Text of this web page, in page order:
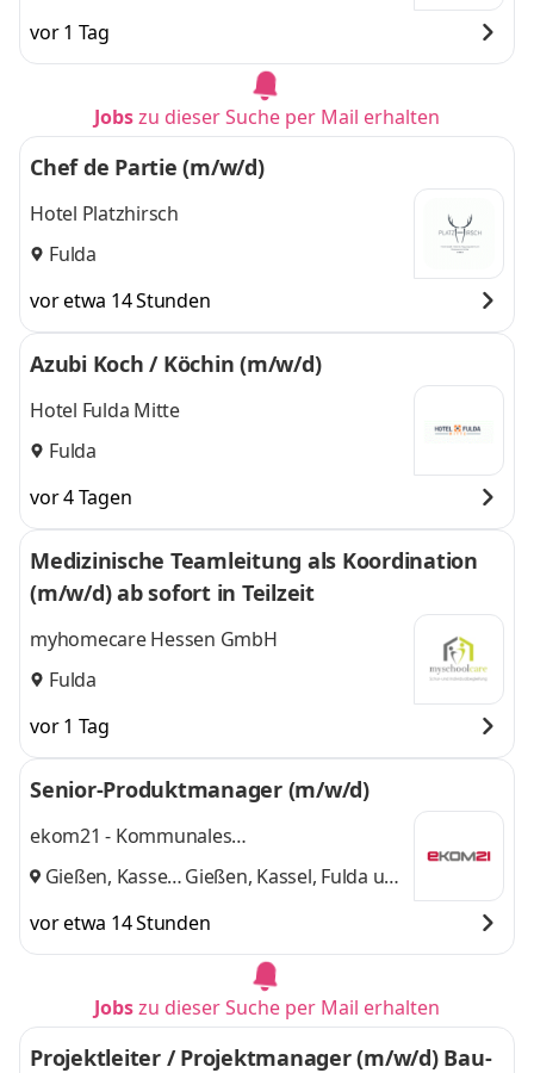
vor 1 Tag
Jobszu dieser Suche per Mail erhalten
Chef de Partie (m/w/d)
Hotel Platzhirsch
Fulda
vor etwa 14 Stunden
Azubi Koch / Köchin (m/w/d)
Hotel Fulda Mitte
Fulda
vor 4 Tagen
Medizinische Teamleitung als Koordination
(m/w/d) ab sofort in Teilzeit
myhomecare Hessen GmbH
Fulda
vor 1 Tag
Senior-Produktmanager (m/w/d)
ekom21 - Kommunales
Gebietsrechenzentrum Hessen
Gießen, Kassel, Gießen, Kassel, Fulda und
vor etwa 14 Stunden
Jobszu dieser Suche per Mail erhalten
Projektleiter / Projektmanager (m/w/d) Bau-